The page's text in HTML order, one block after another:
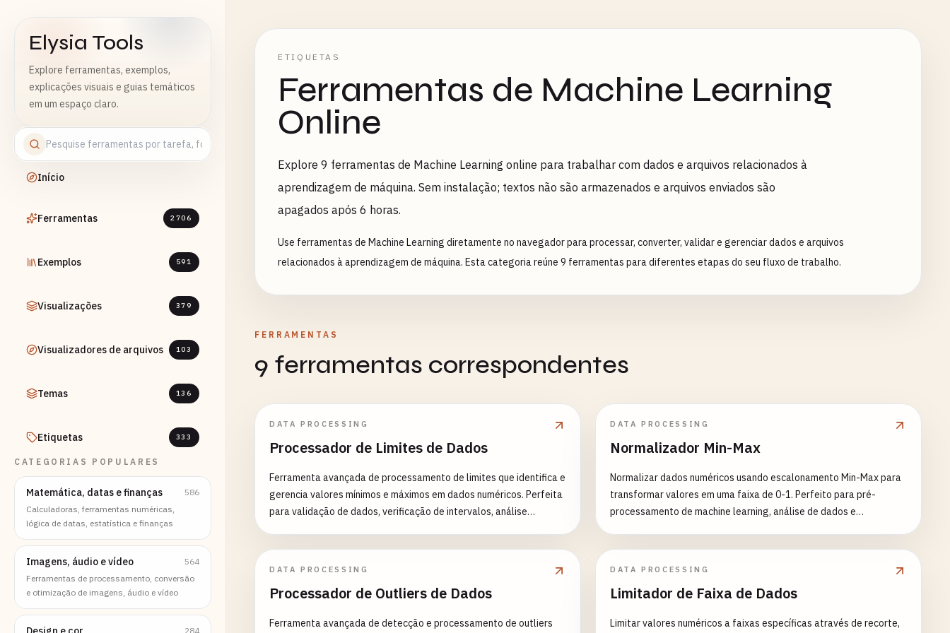
Elysia Tools
Explore ferramentas, exemplos,
explicações visuais e guias temáticos
em um espaço claro.
Início
Ferramentas 2706
Exemplos 591
Visualizações 379
Visualizadores de arquivos 103
Temas 136
Etiquetas 333
CATEGORIAS POPULARES
Matemática, datas e finanças
586
Calculadoras, ferramentas numéricas,
lógica de datas, estatística e finanças
Imagens, áudio e vídeo
564
Ferramentas de processamento, conversão
e otimização de imagens, áudio e vídeo
284
ETIQUETAS
Ferramentas de Machine Learning
Online
Explore 9 ferramentas de Machine Learning online para trabalhar com dados e arquivos relacionados à
aprendizagem de máquina. Sem instalação; textos não são armazenados e arquivos enviados são
apagados após 6 horas.
Use ferramentas de Machine Learning diretamente no navegador para processar, converter, validar e gerenciar dados e arquivos
relacionados à aprendizagem de máquina. Esta categoria reúne 9 ferramentas para diferentes etapas do seu fluxo de trabalho.
FERRAMENTAS
9 ferramentas correspondentes
DATA PROCESSING
Processador de Limites de Dados
Ferramenta avançada de processamento de limites que identifica e
gerencia valores mínimos e máximos em dados numéricos. Perfeita
para validação de dados, verificação de intervalos, análise
DATA PROCESSING
Normalizador Min-Max
Normalizar dados numéricos usando escalonamento Min-Max para
transformar valores em uma faixa de 0-1. Perfeito para pré-
processamento de machine learning, análise de dados e
de colunas não numéricas - Inclui resumo estatístico Casos de Uso
Normalização de entrada de redes neurais - Pré-processamento
DATA PROCESSING
Processador de Outliers de Dados
Ferramenta avançada de detecção e processamento de outliers
DATA PROCESSING
Limitador de Faixa de Dados
Limitar valores numéricos a faixas específicas através de recorte,